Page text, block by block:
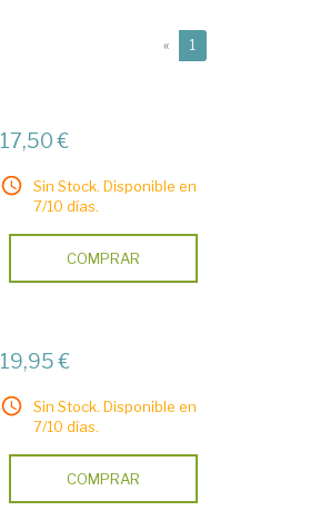
« 1
17,50 €
Sin Stock. Disponible en
7/10 días.
COMPRAR
19,95 €
Sin Stock. Disponible en
7/10 días.
COMPRAR